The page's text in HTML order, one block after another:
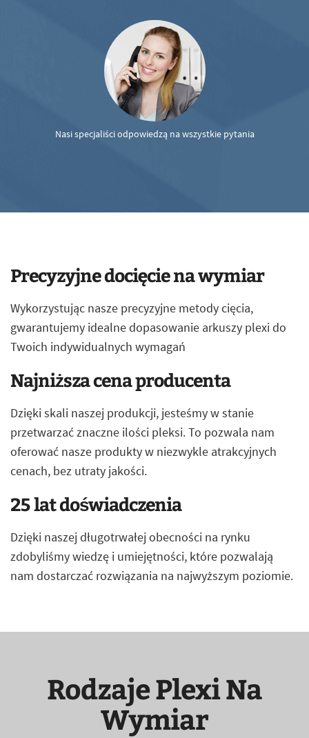
Nasi specjaliści odpowiedzą na wszystkie pytania
Precyzyjne docięcie na wymiar
Wykorzystując nasze precyzyjne metody cięcia,
gwarantujemy idealne dopasowanie arkuszy plexi do
Twoich indywidualnych wymagań
Najniższa cena producenta
Dzięki skali naszej produkcji, jesteśmy w stanie
przetwarzać znaczne ilości pleksi. To pozwala nam
oferować nasze produkty w niezwykle atrakcyjnych
cenach, bez utraty jakości.
25 lat doświadczenia
Dzięki naszej długotrwałej obecności na rynku
zdobyliśmy wiedzę i umiejętności, które pozwalają
nam dostarczać rozwiązania na najwyższym poziomie.
Rodzaje Plexi Na
Wymiar